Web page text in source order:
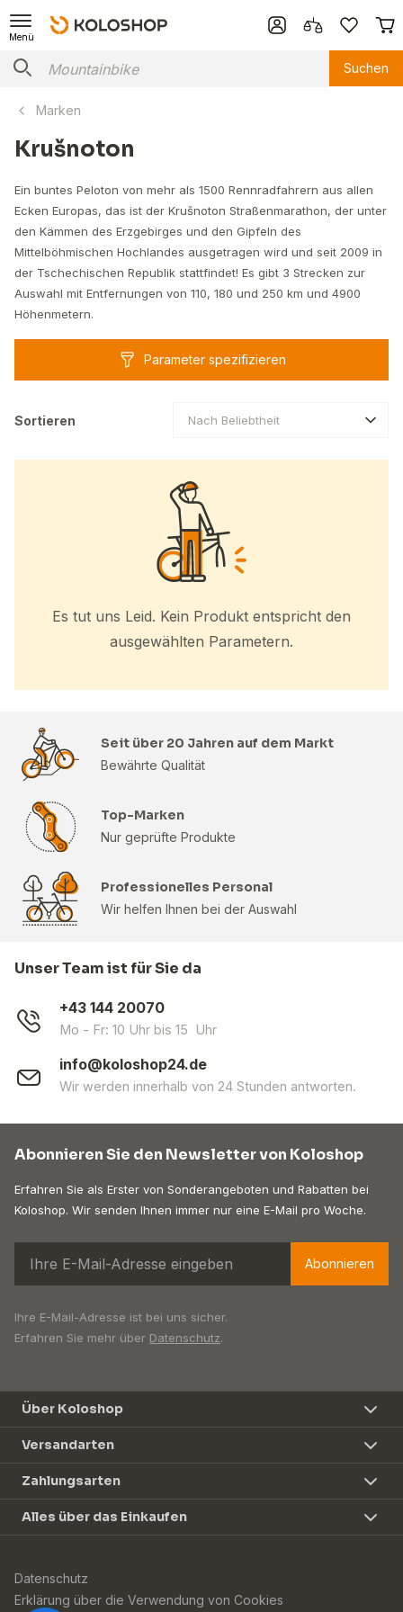
Menü
Suchen
Marken
Krušnoton
Ein buntes Peloton von mehr als 1500 Rennradfahrern aus allen
Ecken Europas, das ist der Krušnoton Straßenmarathon, der unter
den Kämmen des Erzgebirges und den Gipfeln des
Mittelböhmischen Hochlandes ausgetragen wird und seit 2009 in
der Tschechischen Republik stattfindet! Es gibt 3 Strecken zur
Auswahl mit Entfernungen von 110, 180 und 250 km und 4900
Höhenmetern.
Parameter spezifizieren
Sortieren Nach Beliebtheit
Es tut uns Leid. Kein Produkt entspricht den
ausgewählten Parametern.
Seit über 20 Jahren auf dem Markt
Bewährte Qualität
Top-Marken
Nur geprüfte Produkte
Professionelles Personal
Wir helfen Ihnen bei der Auswahl
Unser Team ist für Sie da
+43 144 20070
Mo - Fr: 10 Uhr bis 15 Uhr
info@koloshop24.de
Wir werden innerhalb von 24 Stunden antworten.
Abonnieren Sie den Newsletter von Koloshop
Erfahren Sie als Erster von Sonderangeboten und Rabatten bei
Koloshop. Wir senden Ihnen immer nur eine E-Mail pro Woche.
Abonnieren
Ihre E-Mail-Adresse ist bei uns sicher.
Erfahren Sie mehr über Datenschutz.
Über Koloshop
Versandarten
Zahlungsarten
Alles über das Einkaufen
Datenschutz
Erklärung über die Verwendung von Cookies